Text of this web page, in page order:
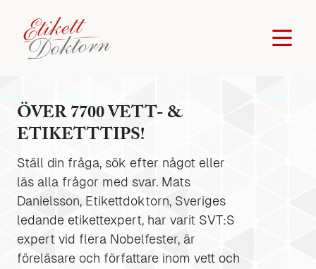
ÖVER 7700 VETT- &
ETIKETTTIPS!
Ställ din fråga, sök efter något eller
läs alla frågor med svar. Mats
Danielsson, Etikettdoktorn, Sveriges
ledande etikettexpert, har varit SVT:S
expert vid flera Nobelfester, är
föreläsare och författare inom vett och